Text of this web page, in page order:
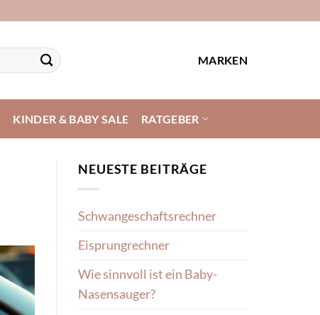
MARKEN
KINDER & BABY SALE RATGEBER
NEUESTE BEITRÄGE
Schwangeschaftsrechner
Eisprungrechner
Wie sinnvoll ist ein Baby-
Nasensauger?